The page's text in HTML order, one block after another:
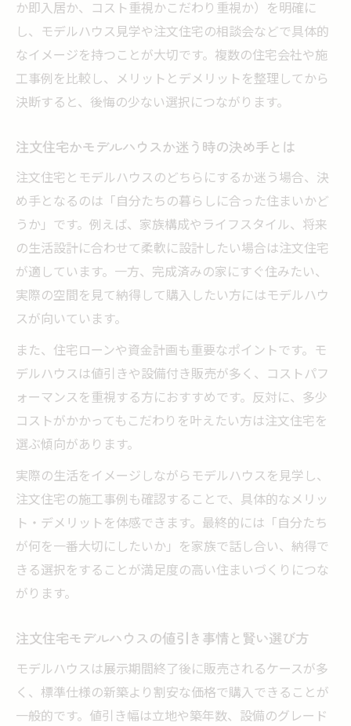
か即入居か、コスト重視かこだわり重視か）を明確に
し、モデルハウス見学や注文住宅の相談会などで具体的
なイメージを持つことが大切です。複数の住宅会社や施
工事例を比較し、メリットとデメリットを整理してから
決断すると、後悔の少ない選択につながります。
注文住宅かモデルハウスか迷う時の決め手とは
注文住宅とモデルハウスのどちらにするか迷う場合、決
め手となるのは「自分たちの暮らしに合った住まいかど
うか」です。例えば、家族構成やライフスタイル、将来
の生活設計に合わせて柔軟に設計したい場合は注文住宅
が適しています。一方、完成済みの家にすぐ住みたい、
実際の空間を見て納得して購入したい方にはモデルハウ
スが向いています。
また、住宅ローンや資金計画も重要なポイントです。モ
デルハウスは値引きや設備付き販売が多く、コストパフ
ォーマンスを重視する方におすすめです。反対に、多少
コストがかかってもこだわりを叶えたい方は注文住宅を
選ぶ傾向があります。
実際の生活をイメージしながらモデルハウスを見学し、
注文住宅の施工事例も確認することで、具体的なメリッ
ト・デメリットを体感できます。最終的には「自分たち
が何を一番大切にしたいか」を家族で話し合い、納得で
きる選択をすることが満足度の高い住まいづくりにつな
がります。
注文住宅モデルハウスの値引き事情と賢い選び方
モデルハウスは展示期間終了後に販売されるケースが多
く、標準仕様の新築より割安な価格で購入できることが
一般的です。値引き幅は立地や築年数、設備のグレード